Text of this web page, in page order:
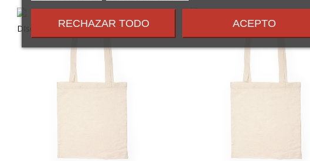
y
condiciones
RECHAZAR TODO ACEPTO